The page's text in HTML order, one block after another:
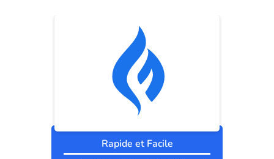
Rapide et Facile